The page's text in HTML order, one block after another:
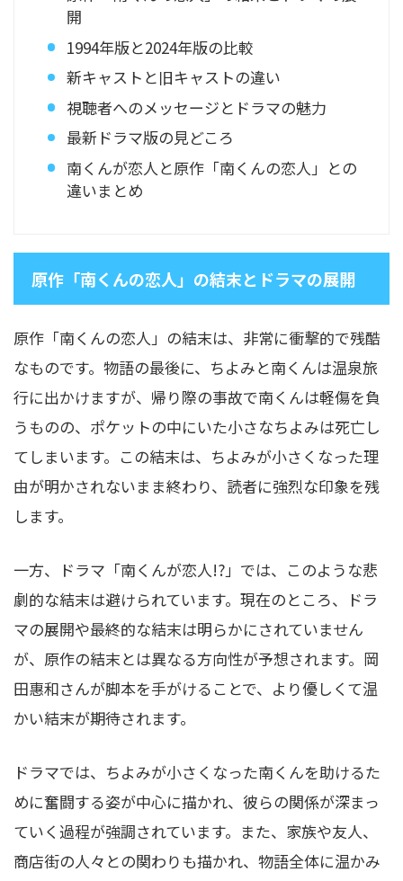
開
1994年版と2024年版の比較
新キャストと旧キャストの違い
視聴者へのメッセージとドラマの魅力
最新ドラマ版の見どころ
南くんが恋人と原作「南くんの恋人」との
違いまとめ
原作「南くんの恋人」の結末とドラマの展開
原作「南くんの恋人」の結末は、非常に衝撃的で残酷
なものです。物語の最後に、ちよみと南くんは温泉旅
行に出かけますが、帰り際の事故で南くんは軽傷を負
うものの、ポケットの中にいた小さなちよみは死亡し
てしまいます。この結末は、ちよみが小さくなった理
由が明かされないまま終わり、読者に強烈な印象を残
します。
一方、ドラマ「南くんが恋人!?」では、このような悲
劇的な結末は避けられています。現在のところ、ドラ
マの展開や最終的な結末は明らかにされていません
が、原作の結末とは異なる方向性が予想されます。岡
田惠和さんが脚本を手がけることで、より優しくて温
かい結末が期待されます。
ドラマでは、ちよみが小さくなった南くんを助けるた
めに奮闘する姿が中心に描かれ、彼らの関係が深まっ
ていく過程が強調されています。また、家族や友人、
商店街の人々との関わりも描かれ、物語全体に温かみ